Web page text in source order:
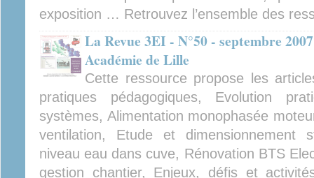
exposition … Retrouvez l’ensemble des
La Revue 3EI - N°50 - septembre
Académie de Lille
Cette ressource propose les
pratiques pédagogiques, Evolution
systèmes, Alimentation monophasée
ventilation, Etude et dimensionnement
niveau eau dans cuve, Rénovation BTS
gestion chantier, Enjeux, défis et